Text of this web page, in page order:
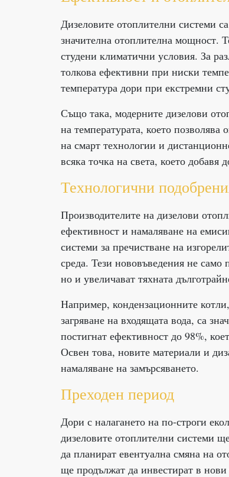
Дизеловите отоплителни системи
значителна отоплителна мощност.
студени климатични условия. За
толкова ефективни при ниски
температура дори при екстремни
Също така, модерните дизелови
на температурата, което
на смарт технологии и
всяка точка на света, което добавя
Технологични
Производителите на дизелови
ефективност и намаляване на
системи за пречистване на
среда. Тези нововъведения не само
но и увеличават тяхната
Например, кондензационните
загряване на входящата вода, са
постигнат ефективност до 98%,
Освен това, новите материали и
намаляване на замърсяването.
Преходен период
Дори с налагането на по-строги
дизеловите отоплителни системи
да планират евентуална смяна на
ще продължат да инвестират в